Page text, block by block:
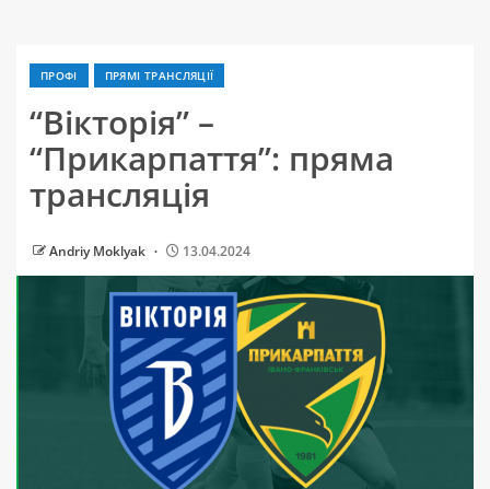
ПРОФІ ПРЯМІ ТРАНСЛЯЦІЇ
“Вікторія” –
“Прикарпаття”: пряма
трансляція
Andriy Moklyak 13.04.2024